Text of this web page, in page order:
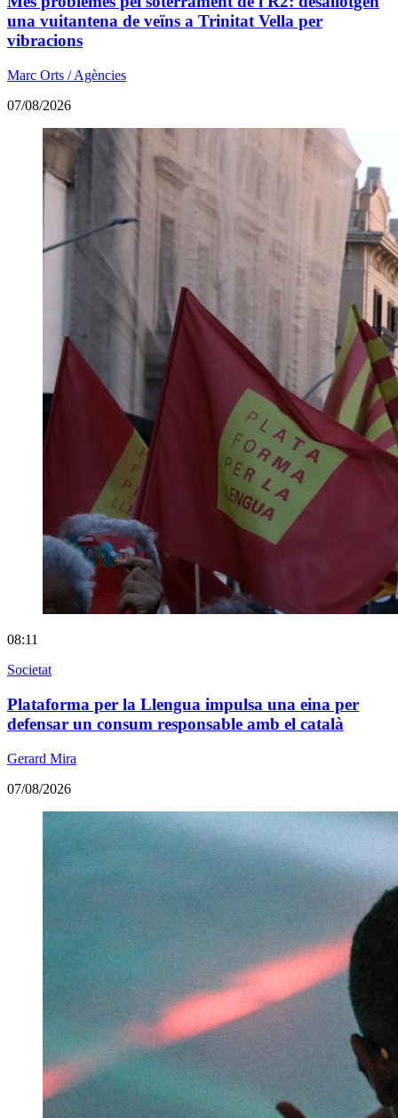
una vuitantena de veïns a Trinitat Vella per
vibracions
Marc Orts / Agències
07/08/2026
08:11
Societat
Plataforma per la Llengua impulsa una eina per
defensar un consum responsable amb el català
Gerard Mira
07/08/2026